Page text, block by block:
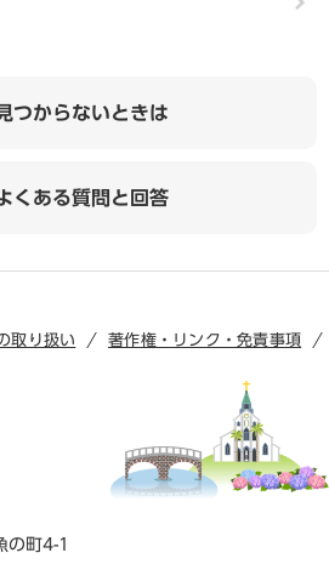
つからないときは
くある質問と回答
取り扱い
著作権・リンク・免責事項
の町4-1